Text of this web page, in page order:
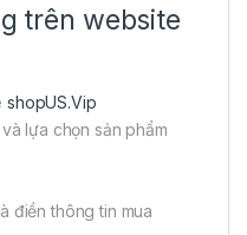
trên website
shopUS.Vip
lựa chọn sản phẩm
điền thông tin mua